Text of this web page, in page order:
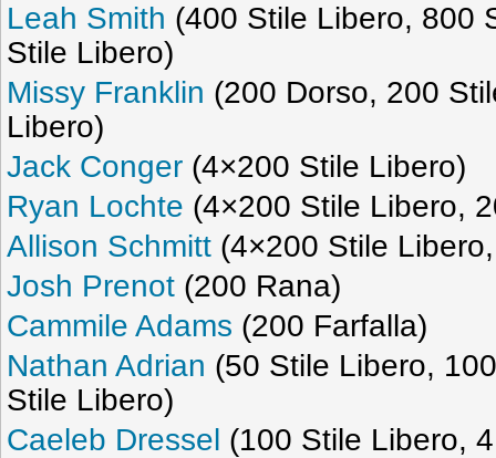
Leah Smith (400 Stile Libero, 800
Stile Libero)
Missy Franklin (200 Dorso, 200
Libero)
Jack Conger (4×200 Stile Libero)
Ryan Lochte (4×200 Stile Libero,
Allison Schmitt (4×200 Stile
Josh Prenot (200 Rana)
Cammile Adams (200 Farfalla)
Nathan Adrian (50 Stile Libero,
Stile Libero)
Caeleb Dressel (100 Stile Libero,